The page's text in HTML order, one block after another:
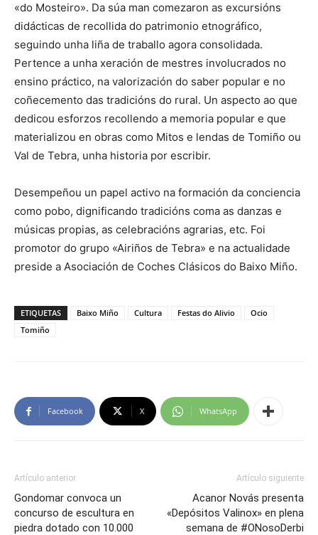
«do Mosteiro». Da súa man comezaron as excursións
didácticas de recollida do patrimonio etnográfico,
seguindo unha liña de traballo agora consolidada.
Pertence a unha xeración de mestres involucrados no
ensino práctico, na valorización do saber popular e no
coñecemento das tradicións do rural. Un aspecto ao que
dedicou esforzos recollendo a memoria popular e que
materializou en obras como Mitos e lendas de Tomiño ou
Val de Tebra, unha historia por escribir.
Desempeñou un papel activo na formación da conciencia
como pobo, dignificando tradicións coma as danzas e
músicas propias, as celebracións agrarias, etc. Foi
promotor do grupo «Airiños de Tebra» e na actualidade
preside a Asociación de Coches Clásicos do Baixo Miño.
ETIQUETAS Baixo Miño Cultura Festas do Alivio
Ocio
Tomiño
Facebook X WhatsApp
Artículo anterior
Gondomar convoca un
concurso de escultura en
piedra dotado con 10.000
Artículo siguiente
Acanor Novás presenta
«Depósitos Valinox» en plena
semana de #ONosoDerbi